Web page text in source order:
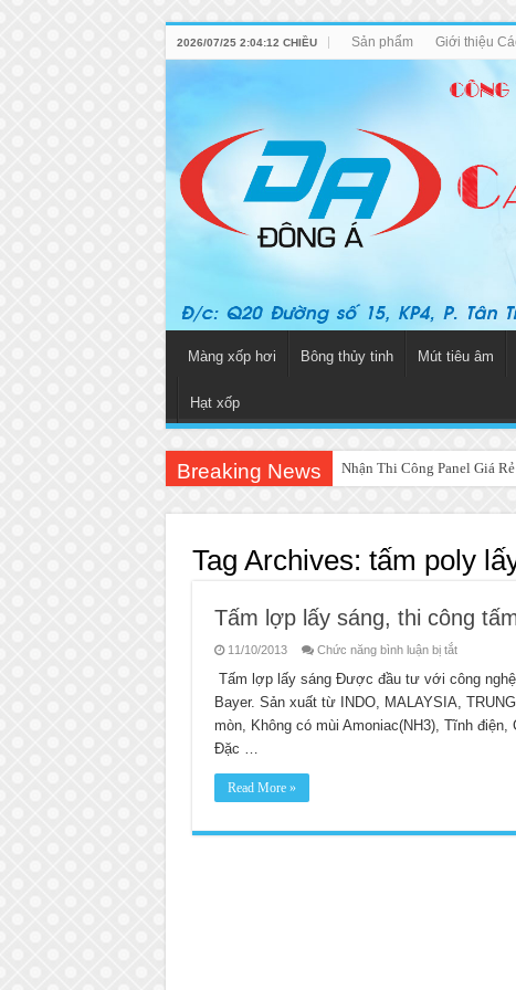
2026/07/25 2:04:12 CHIỀU Sản phẩm Giới thiệu
Màng xốp hơi Bông thủy tinh Mút tiêu âm
Hạt xốp
Breaking News Nhận Thi Công Panel Giá
Tag Archives: tấm poly
Tấm lợp lấy sáng, thi công
11/10/2013 Chức năng bình luận bị tắtở
lợp
lấy
sáng,
công
Tấm lợp lấy sáng Được đầu tư với công
Bayer. Sản xuất từ INDO, MALAYSIA,
mòn, Không có mùi Amoniac(NH3), Tĩnh
Đặc …
Read More »